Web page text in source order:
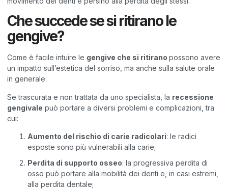
Che succede se si ritirano le
gengive?
Come è facile intuire le gengive che si ritirano possono avere
un impatto sull’estetica del sorriso, ma anche sulla salute orale
in generale.
Se trascurata e non trattata da uno specialista, la recessione
gengivale può portare a diversi problemi e complicazioni, tra
cui:
Aumento del rischio di carie radicolari: le radici
esposte sono più vulnerabili alla carie;
Perdita di supporto osseo: la progressiva perdita di
osso può portare alla mobilità dei denti e, in casi estremi,
alla perdita dentale;